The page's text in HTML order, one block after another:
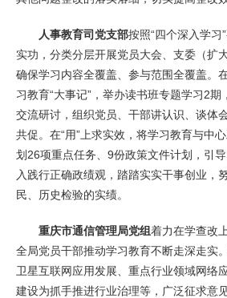
人事教育司党支部按照“四个深入学习
实功，分类分层开展党员大会、支委（扩
确保学习内容全覆盖、参与范围全覆盖。
习教育“大事记”，举办读书班专题学习2
交流研讨，组织党员、干部讲认识、谈体
共促。在“用”上求实效，将学习教育与中
划26项重点任务、9份政策文件计划，引
入践行正确政绩观，踏踏实实干事创业，
民、历史检验的实绩。
重庆市通信管理局党组着力在学查改
全局党员干部推动学习教育不断走深走实
卫星互联网应用发展、重点行业领域网络
建设为抓手推进行业治理等，广泛征求意